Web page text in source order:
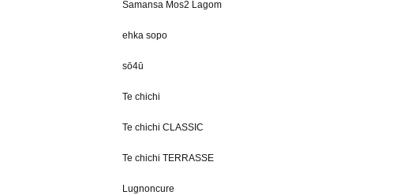
Samansa Mos2 Lagom
ehka sopo
sō4ū
Te chichi
Te chichi CLASSIC
Te chichi TERRASSE
Lugnoncure